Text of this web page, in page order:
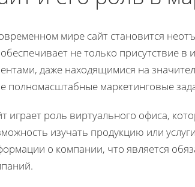
мире сайт становится
не только присутствие
даже находящимися на
полномасштабные маркетинговые
играет роль виртуального офиса,
изучать продукцию или
о компании, что является